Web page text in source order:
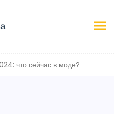
что сейчас в моде?